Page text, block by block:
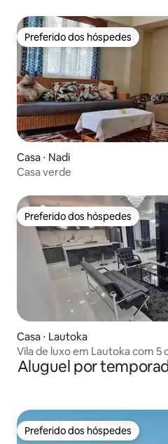
Preferido dos hóspedes
Preferido dos hóspedes
Casa ⋅ Nadi
Casa verde
Preferido dos hóspedes
Preferido dos hóspedes
Casa ⋅ Lautoka
Vila de luxo em Lautoka com 5
condicionado | Portão
Aluguel por
Preferido dos hóspedes
Preferido dos hóspedes